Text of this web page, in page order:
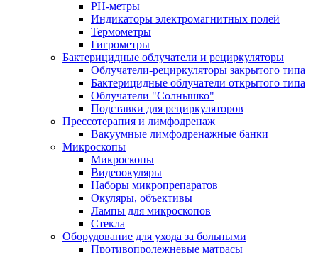
РН-метры
Индикаторы электромагнитных полей
Термометры
Гигрометры
Бактерицидные облучатели и рециркуляторы
Облучатели-рециркуляторы закрытого типа
Бактерицидные облучатели открытого типа
Облучатели "Солнышко"
Подставки для рециркуляторов
Прессотерапия и лимфодренаж
Вакуумные лимфодренажные банки
Микроскопы
Микроскопы
Видеоокуляры
Наборы микропрепаратов
Окуляры, объективы
Лампы для микроскопов
Стекла
Оборудование для ухода за больными
Противопролежневые матрасы